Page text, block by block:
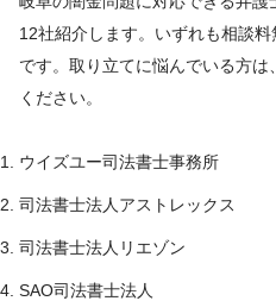
12社紹介します。いずれも相談
です。取り立てに悩んでいる方
ください。
ウイズユー司法書士事務所
司法書士法人アストレックス
司法書士法人リエゾン
SAO司法書士法人